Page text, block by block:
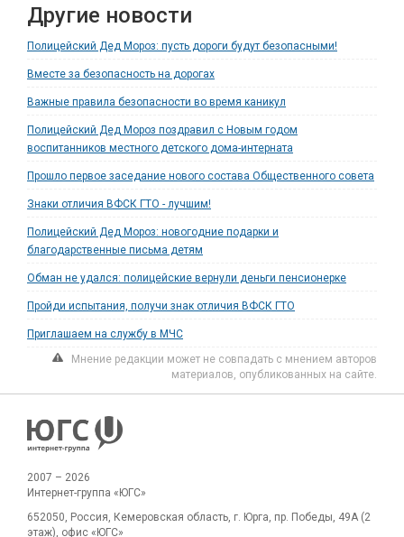
Другие новости
Полицейский Дед Мороз: пусть дороги будут безопасными!
Вместе за безопасность на дорогах
Важные правила безопасности во время каникул
Полицейский Дед Мороз поздравил с Новым годом
воспитанников местного детского дома-интерната
Прошло первое заседание нового состава Общественного совета
Знаки отличия ВФСК ГТО - лучшим!
Полицейский Дед Мороз: новогодние подарки и
благодарственные письма детям
Обман не удался: полицейские вернули деньги пенсионерке
Пройди испытания, получи знак отличия ВФСК ГТО
Приглашаем на службу в МЧС
Мнение редакции может не совпадать с мнением авторов
материалов, опубликованных на сайте.
2007 – 2026
Интернет-группа «ЮГС»
652050, Россия, Кемеровская область, г. Юрга, пр. Победы, 49А (2
этаж), офис «ЮГС»